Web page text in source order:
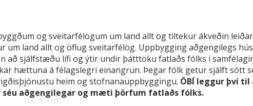
og sveitarfélögum um land allt og tiltekur ákveðin
um land allt og öflug sveitarfélög. Uppbygging aðgengilegs
að sjálfstæðu lífi og ýtir undir þátttöku fatlaðs fólks í
hættuna á félagslegri einangrun. Þegar fólk getur sjálft sótt
heim og stofnanauppbyggingu. ÖBÍ leggur því
aðgengilegar og mæti þörfum fatlaðs fólks.